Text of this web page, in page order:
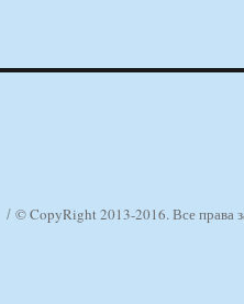
© CopyRight 2013-2016. Все права